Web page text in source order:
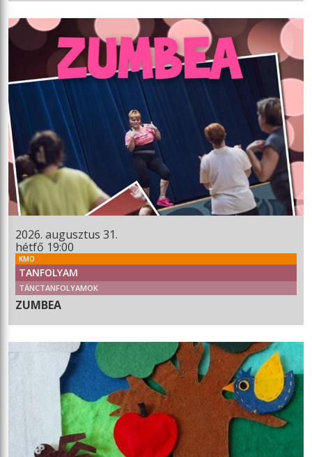
2026. augusztus 31.
hétfő 19:00
KMO
TANFOLYAM
TÁNCTANFOLYAMOK
ZUMBEA